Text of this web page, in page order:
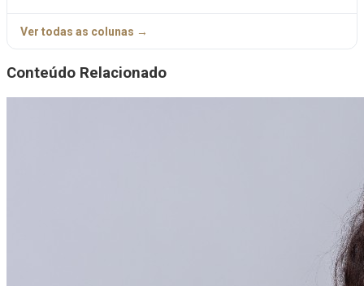
Ver todas as colunas →
Conteúdo Relacionado